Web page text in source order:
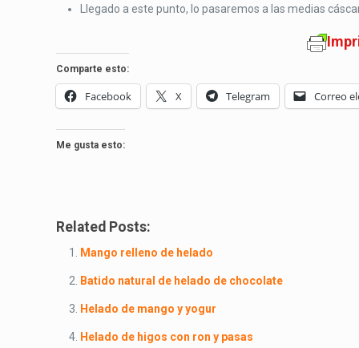
Llegado a este punto, lo pasaremos a las medias
Comparte esto:
Facebook X Telegram Correo
Me gusta esto:
Related Posts:
Mango relleno de helado
Batido natural de helado de chocolate
Helado de mango y yogur
Helado de higos con ron y pasas